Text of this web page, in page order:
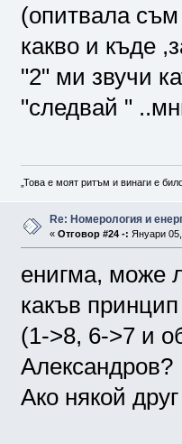
(опитвала
какво и къде
"2" ми звучи
"следвай "
„Това е моят ритъм и винаги е
Re: Номерология и
« Отговор #24 -: Януари
енигма, може
какъв
(1->8, 6->7 и
Александров?
Ако някой